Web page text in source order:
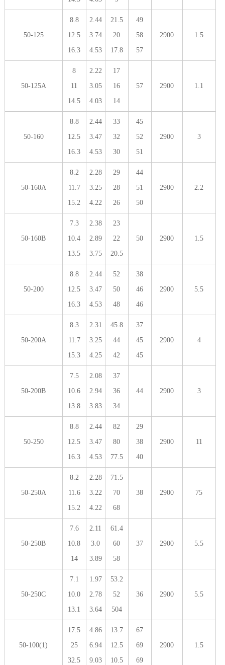
50-125
8.8
12.5
16.3
2.44
3.74
4.53
21.5
20
17.8
49
58
57
2900 1.5
50-125A
8
11
14.5
2.22
3.05
4.03
17
16
14
57 2900 1.1
50-160
8.8
12.5
16.3
2.44
3.47
4.53
33
32
30
45
52
51
2900 3
50-160A
8.2
11.7
15.2
2.28
3.25
4.22
29
28
26
44
51
50
2900 2.2
50-160B
7.3
10.4
13.5
2.38
2.89
3.75
23
22
20.5
50 2900 1.5
50-200
8.8
12.5
16.3
2.44
3.47
4.53
52
50
48
38
46
46
2900 5.5
50-200A
8.3
11.7
15.3
2.31
3.25
4.25
45.8
44
42
37
45
45
2900 4
50-200B
7.5
10.6
13.8
2.08
2.94
3.83
37
36
34
44 2900 3
50-250
8.8
12.5
16.3
2.44
3.47
4.53
82
80
77.5
29
38
40
2900 11
50-250A
8.2
11.6
15.2
2.28
3.22
4.22
71.5
70
68
38 2900 75
50-250B
7.6
10.8
14
2.11
3.0
3.89
61.4
60
58
37 2900 5.5
50-250C
7.1
10.0
13.1
1.97
2.78
3.64
53.2
52
504
36 2900 5.5
50-100(1)
17.5
25
32.5
4.86
6.94
9.03
13.7
12.5
10.5
67
69
69
2900 1.5